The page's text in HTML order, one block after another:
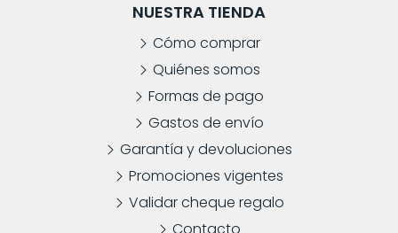
NUESTRA TIENDA
Cómo comprar
Quiénes somos
Formas de pago
Gastos de envío
Garantía y devoluciones
Promociones vigentes
Validar cheque regalo